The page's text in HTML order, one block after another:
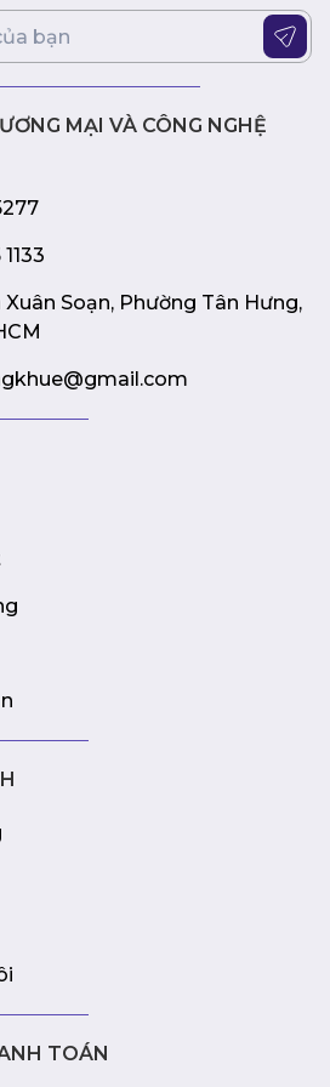
MẠI VÀ CÔNG NGHỆ
Xuân Soạn, Phường Tân Hưng,
TOÁN